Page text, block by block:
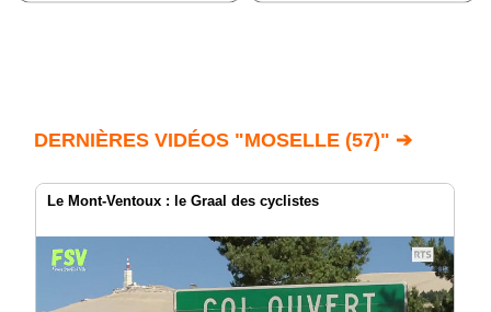
DERNIÈRES VIDÉOS "MOSELLE (57)" ➔
Le Mont-Ventoux : le Graal des cyclistes